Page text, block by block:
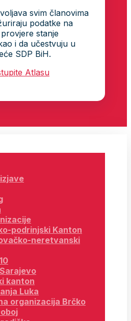
svim članovima
podatke na
stanje
i da učestvuju u
SDP BiH.
Atlasu
podrinjski Kanton
neretvanski
kanton
Luka
organizacija Brčko